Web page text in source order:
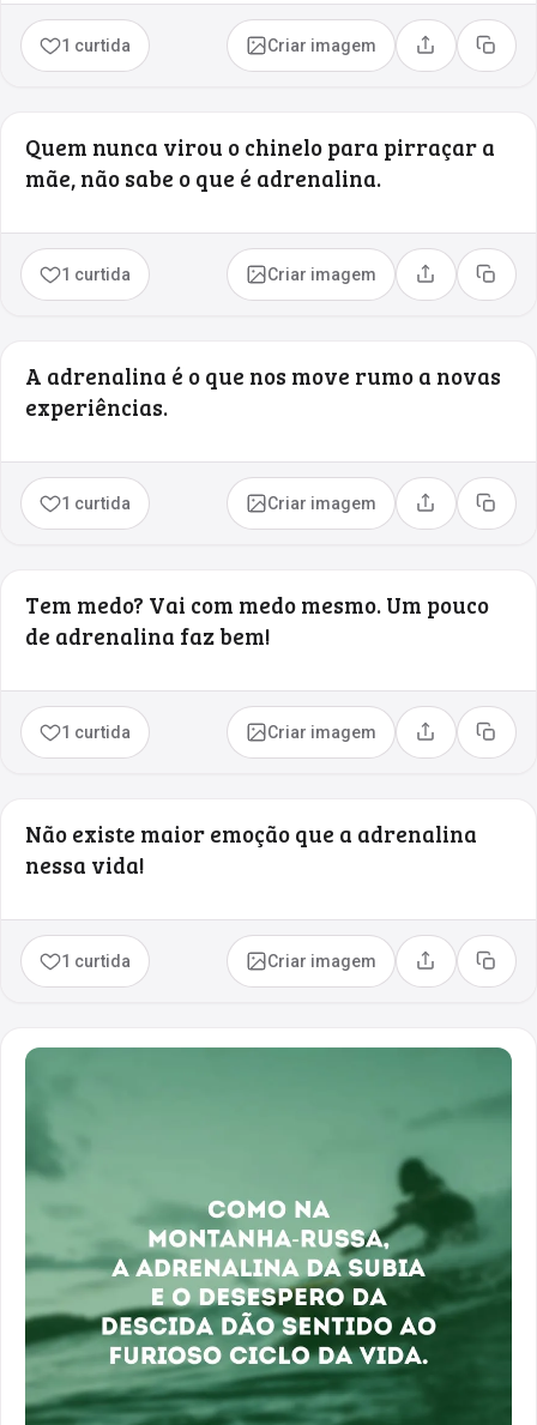
1 curtida Criar imagem Compartilhar
Copiar
Quem nunca virou o chinelo para pirraçar a
mãe, não sabe o que é adrenalina.
1 curtida Criar imagem Compartilhar
Copiar
A adrenalina é o que nos move rumo a novas
experiências.
1 curtida Criar imagem Compartilhar
Copiar
Tem medo? Vai com medo mesmo. Um pouco
de adrenalina faz bem!
1 curtida Criar imagem Compartilhar
Copiar
Não existe maior emoção que a adrenalina
nessa vida!
1 curtida Criar imagem Compartilhar
Copiar